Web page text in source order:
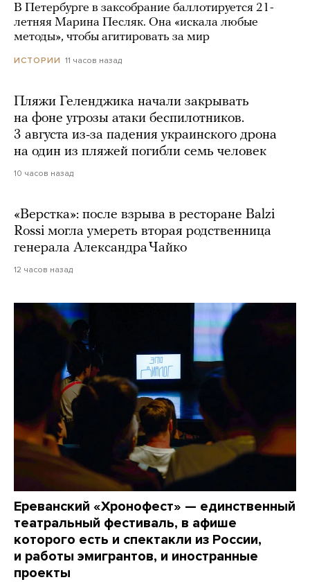
В Петербурге в заксобрание баллотируется 21-
летняя Марина Песляк. Она «искала любые
методы», чтобы агитировать за мир
ИСТОРИИ 11 часов назад
Пляжи Геленджика начали закрывать
на фоне угрозы атаки беспилотников.
3 августа из-за падения украинского дрона
на один из пляжей погибли семь человек
10 часов назад
«Верстка»: после взрыва в ресторане Balzi
Rossi могла умереть вторая родственница
генерала Александра Чайко
12 часов назад
Ереванский «Хронофест» — единственный
театральный фестиваль, в афише
которого есть и спектакли из России,
и работы эмигрантов, и иностранные
проекты